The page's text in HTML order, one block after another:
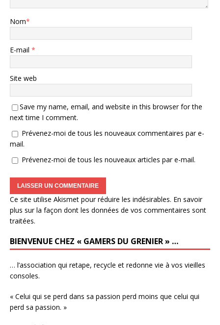
Nom*
E-mail *
Site web
Save my name, email, and website in this browser for the
next time I comment.
Prévenez-moi de tous les nouveaux commentaires par e-
mail.
Prévenez-moi de tous les nouveaux articles par e-mail.
Ce site utilise Akismet pour réduire les indésirables. En savoir
plus sur la façon dont les données de vos commentaires sont
traitées.
BIENVENUE CHEZ « GAMERS DU GRENIER » …
… l’association qui retape, recycle et redonne vie à vos vieilles
consoles.
« Celui qui se perd dans sa passion perd moins que celui qui
perd sa passion. »